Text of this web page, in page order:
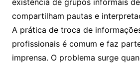
existência de grupos informais
compartilham pautas e
A prática de troca de
profissionais é comum e faz
imprensa. O problema surge